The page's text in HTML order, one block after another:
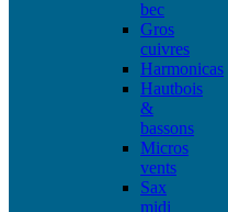
bec
Gros
cuivres
Harmonicas
Hautbois
&
bassons
Micros
vents
Sax
midi